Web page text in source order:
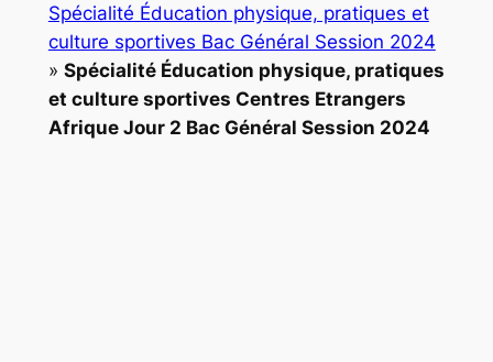
Spécialité Éducation physique, pratiques et
culture sportives Bac Général Session 2024
» Spécialité Éducation physique, pratiques
et culture sportives Centres Etrangers
Afrique Jour 2 Bac Général Session 2024